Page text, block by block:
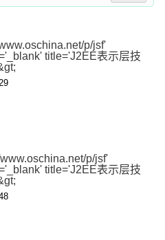
p/jsf'
title='J2EE表示层技
p/jsf'
title='J2EE表示层技